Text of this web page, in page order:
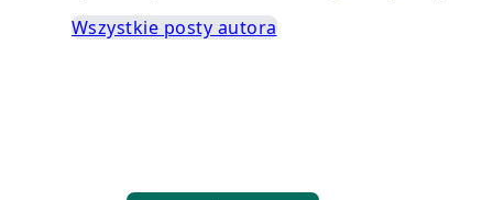
Wszystkie posty autora